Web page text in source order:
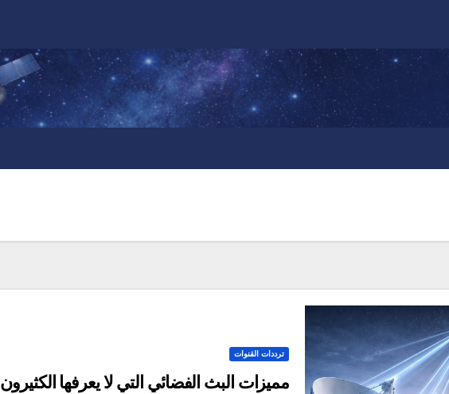
ترددات القنوات
مميزات البث الفضائي التي لا يعرفها الكثيرون